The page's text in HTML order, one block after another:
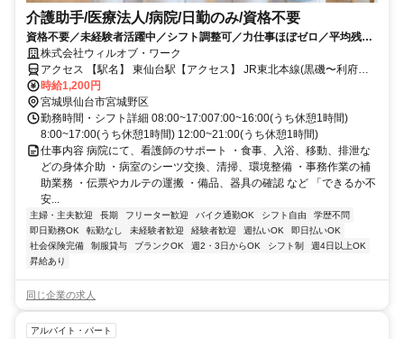
介護助手/医療法人/病院/日勤のみ/資格不要
資格不要／未経験者活躍中／シフト調整可／力仕事ほぼゼロ／平均残業
10時間以下／社会保険完備／週3日〜勤務ok／バイク通勤可／医療行為
なし／日払い可・週払い可/ms040101
株式会社ウィルオブ・ワーク
アクセス 【駅名】 東仙台駅【アクセス】 JR東北本線(黒磯〜利府・
盛岡) 東仙台駅から車で6分
時給1,200円
宮城県仙台市宮城野区
勤務時間・シフト詳細 08:00~17:007:00~16:00(うち休憩1時間)
8:00~17:00(うち休憩1時間) 12:00~21:00(うち休憩1時間)
仕事内容 病院にて、看護師のサポート ・食事、入浴、移動、排泄な
どの身体介助 ・病室のシーツ交換、清掃、環境整備 ・事務作業の補
助業務 ・伝票やカルテの運搬 ・備品、器具の確認 など 「できるか不
安...
主婦・主夫歓迎 長期 フリーター歓迎 バイク通勤OK シフト自由
学歴不問
即日勤務OK
転勤なし 未経験者歓迎 経験者歓迎 週払いOK
即日払いOK
社会保険完備
制服貸与 ブランクOK 週2・3日からOK シフト制
週4日以上OK
昇給あり
同じ企業の求人
アルバイト・パート